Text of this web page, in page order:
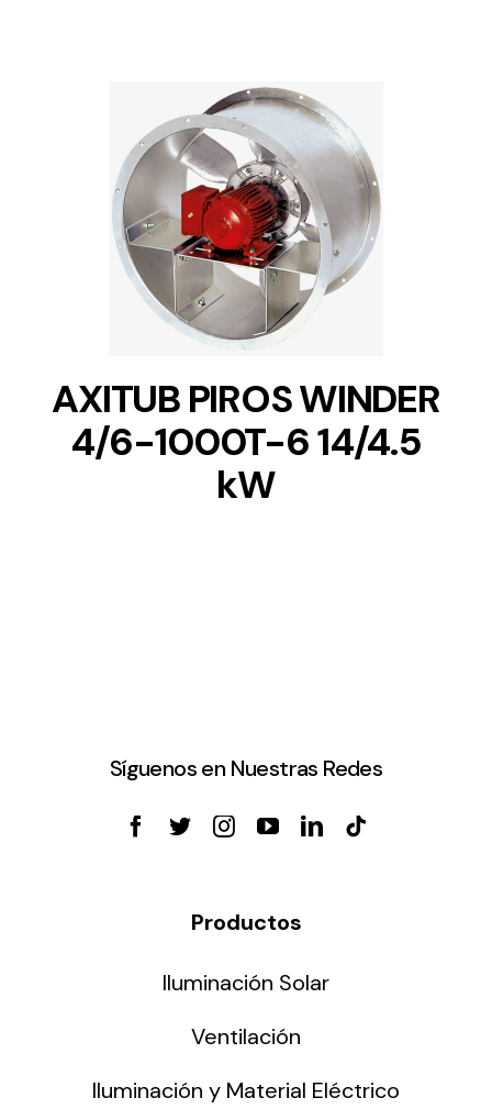
DETAILS
AXITUB PIROS WINDER
4/6-1000T-6 14/4.5
kW
Síguenos en Nuestras Redes
Productos
Iluminación Solar
Ventilación
Iluminación y Material Eléctrico